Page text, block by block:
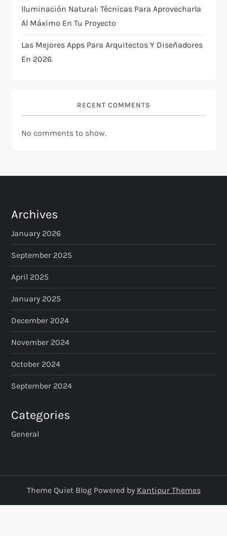
Iluminación Natural: Técnicas Para Aprovecharla
Al Máximo En Tu Proyecto
Las Mejores Apps Para Arquitectos Y Diseñadores
En 2026.
RECENT COMMENTS
No comments to show.
Archives
January 2026
September 2025
April 2025
January 2025
December 2024
November 2024
October 2024
September 2024
Categories
General
Theme Quiet Blog Powered by Kantipur Themes